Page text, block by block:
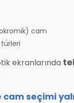
cam
ekranlarında
seçimi